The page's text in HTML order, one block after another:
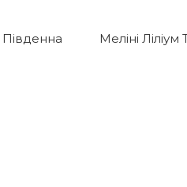
Меліні